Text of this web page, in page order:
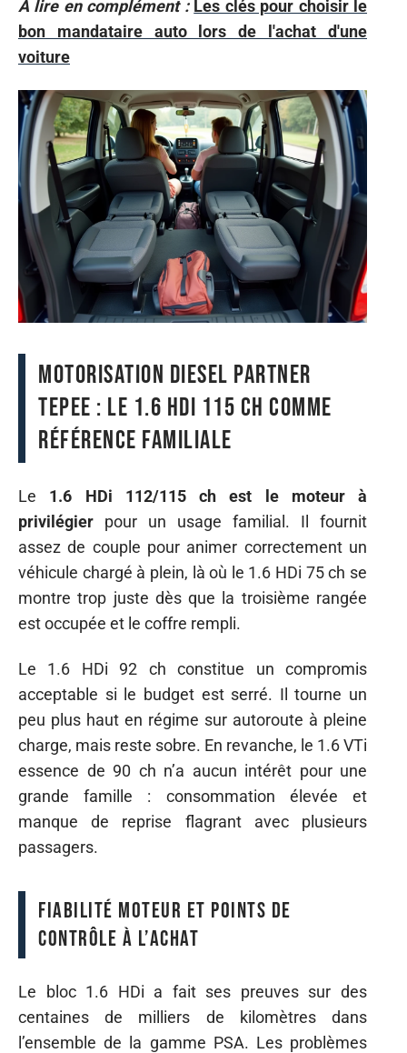
A lire en complément : Les clés pour choisir le
bon mandataire auto lors de l'achat d'une
voiture
Motorisation diesel Partner
Tepee : le 1.6 HDi 115 ch comme
référence familiale
Le 1.6 HDi 112/115 ch est le moteur à
privilégier pour un usage familial. Il fournit
assez de couple pour animer correctement un
véhicule chargé à plein, là où le 1.6 HDi 75 ch se
montre trop juste dès que la troisième rangée
est occupée et le coffre rempli.
Le 1.6 HDi 92 ch constitue un compromis
acceptable si le budget est serré. Il tourne un
peu plus haut en régime sur autoroute à pleine
charge, mais reste sobre. En revanche, le 1.6 VTi
essence de 90 ch n’a aucun intérêt pour une
grande famille : consommation élevée et
manque de reprise flagrant avec plusieurs
passagers.
Fiabilité moteur et points de
contrôle à l’achat
Le bloc 1.6 HDi a fait ses preuves sur des
centaines de milliers de kilomètres dans
l’ensemble de la gamme PSA. Les problèmes